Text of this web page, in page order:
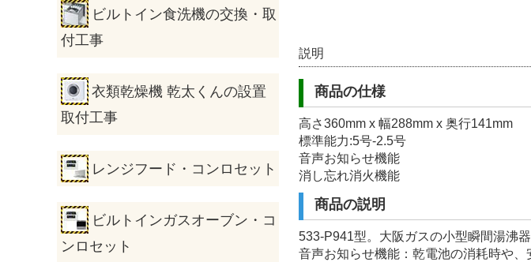
ビルトイン食洗機の交換・取
付工事
衣類乾燥機 乾太くんの設置
取付工事
レンジフード・コンロセット
ビルトインガスオーブン・コ
ンロセット
説明
商品の仕様
高さ360mm x 幅288mm x 奥行141mm
標準能力:5号-2.5号
音声お知らせ機能
消し忘れ消火機能
商品の説明
533-P941型。大阪ガスの小型瞬間湯沸
音声お知らせ機能：乾電池の消耗時や